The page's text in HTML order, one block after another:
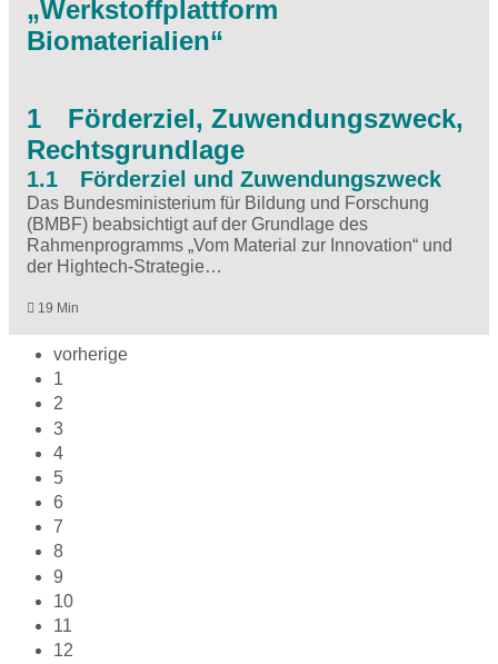
„Werkstoffplattform
Biomaterialien“
1 Förderziel, Zuwendungszweck,
Rechtsgrundlage
1.1 Förderziel und Zuwendungszweck
Das Bundesministerium für Bildung und Forschung
(BMBF) beabsichtigt auf der Grundlage des
Rahmenprogramms „Vom Material zur Innovation“ und
der Hightech-Strategie…
19 Min
vorherige
1
2
3
4
5
6
7
8
9
10
11
12